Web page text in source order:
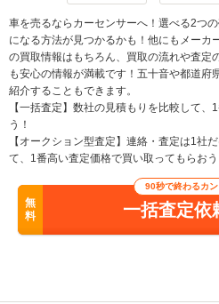
車を売るならカーセンサーへ！選べる2つ
になる方法が見つかるかも！他にもメーカ
の買取情報はもちろん、買取の流れや査定
も安心の情報が満載です！五十音や都道府
紹介することもできます。
【一括査定】数社の見積もりを比較して
う！
【オークション型査定】連絡・査定は1社
て、1番高い査定価格で買い取ってもらおう
無
料
90秒で終わるカ
一括査定依